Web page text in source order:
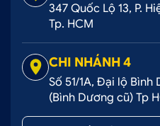
347 Quốc Lộ 13, P.
Tp. HCM
CHI NHÁNH 4
Số 51/1A, Đại lộ Bình
(Bình Dương cũ) Tp